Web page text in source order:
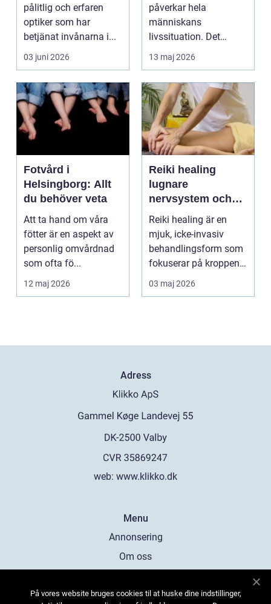
pålitlig och erfaren
optiker som har
betjänat invånarna i...
03 juni 2026
påverkar hela
människans
livssituation. Det
handlar sällan bara
om alkohol, narkoti...
13 maj 2026
Fotvård i
Helsingborg: Allt
du behöver veta
Att ta hand om våra
fötter är en aspekt av
personlig omvårdnad
som ofta fö...
12 maj 2026
Reiki healing
lugnare
nervsystem och
djupare
återhämtning
Reiki healing är en
mjuk, icke-invasiv
behandlingsform som
fokuserar på kroppens
egen förmåga att lä...
03 maj 2026
Adress
web: www.klikko.dk
Menu
Annonsering
Om oss
Kontakta oss
På vores website bruges cookies til at huske dine indstillinger,